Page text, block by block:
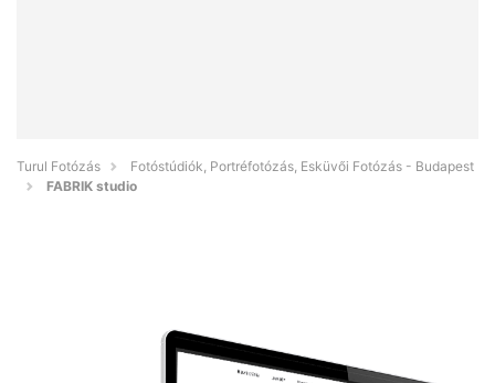
Turul Fotózás
Fotóstúdiók, Portréfotózás, Esküvői Fotózás - Budapest
FABRIK studio